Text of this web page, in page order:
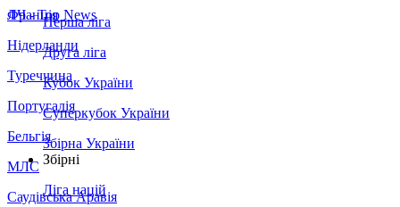
Франція
Нідерланди
Туреччина
Португалія
Бельгія
МЛС
Саудівська Аравія
ЛЧ - Top News
Перша ліга
Друга ліга
Кубок України
Суперкубок України
Збірна України
Збірні
Ліга націй